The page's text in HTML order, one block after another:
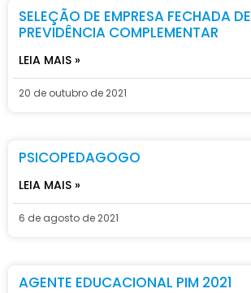
SELEÇÃO DE EMPRESA FECHADA DE
PREVIDÊNCIA COMPLEMENTAR
LEIA MAIS »
20 de outubro de 2021
PSICOPEDAGOGO
LEIA MAIS »
6 de agosto de 2021
AGENTE EDUCACIONAL PIM 2021